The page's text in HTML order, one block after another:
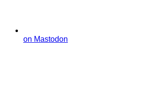
on Mastodon